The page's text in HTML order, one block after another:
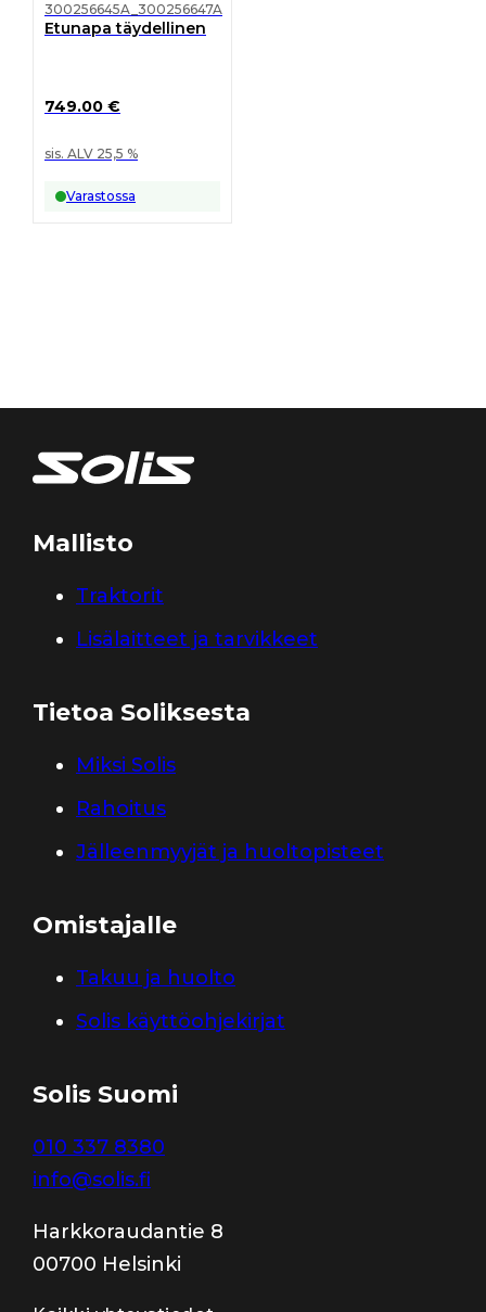
300256645A_300256647A
Etunapa täydellinen
749.00 €
sis. ALV 25,5 %
Varastossa
Mallisto
Traktorit
Lisälaitteet ja tarvikkeet
Tietoa Soliksesta
Miksi Solis
Rahoitus
Jälleenmyyjät ja huoltopisteet
Omistajalle
Takuu ja huolto
Solis käyttöohjekirjat
Solis Suomi
010 337 8380
info@solis.fi
Harkkoraudantie 8
00700 Helsinki